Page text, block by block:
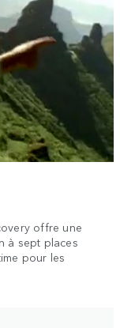
offre une
à sept places
pour les